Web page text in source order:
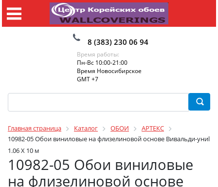
8 (383) 230 06 94
Время работы:
Пн-Вс 10:00-21:00
Время Новосибирское
GMT +7
Главная страница Каталог ОБОИ
АРТЕКС
10982-05 Обои виниловые на флизелиновой основе Вивальди-униl
1.06 X 10 м
10982-05 Обои виниловые
на флизелиновой основе